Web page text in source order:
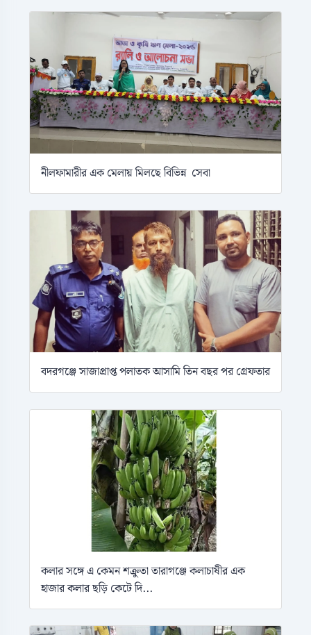
নীলফামারীর এক মেলায় মিলছে বিভিন্ন সেবা
বদরগঞ্জে সাজাপ্রাপ্ত পলাতক আসামি তিন বছর পর গ্রেফতার
কলার সঙ্গে এ কেমন শক্রুতা তারাগঞ্জে কলাচাষীর এক
হাজার কলার ছড়ি কেটে দি...